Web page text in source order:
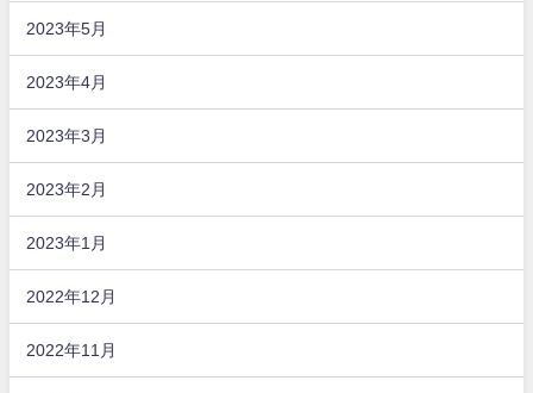
2023年5月
2023年4月
2023年3月
2023年2月
2023年1月
2022年12月
2022年11月